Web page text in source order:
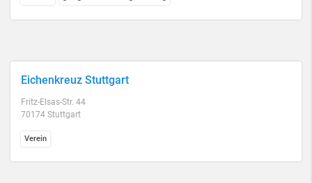
Eichenkreuz Stuttgart
Fritz-Elsas-Str. 44
70174 Stuttgart
Verein